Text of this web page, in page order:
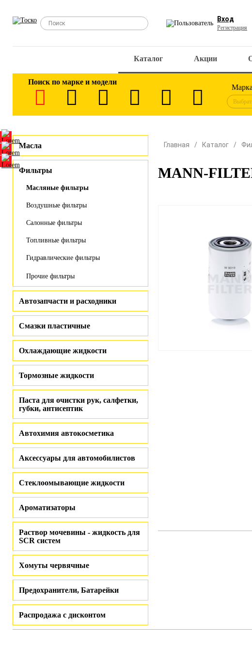
Вход
Регистрация
Каталог Акции
Поиск по марке и модели
Марка
Масла
Фильтры
Масляные фильтры
Воздушные фильтры
Салонные фильтры
Топливные фильтры
Гидравлические фильтры
Прочие фильтры
Автозапчасти и расходники
Смазки пластичные
Охлаждающие жидкости
Тормозные жидкости
Паста для очистки рук, салфетки,
губки, антисептик
Автохимия автокосметика
Аксессуары для автомобилистов
Стеклоомывающие жидкости
Ароматизаторы
Раствор мочевины - жидкость для
SCR систем
Хомуты червячные
Предохранители, Батарейки
Распродажа с дисконтом
Главная Каталог
MANN-